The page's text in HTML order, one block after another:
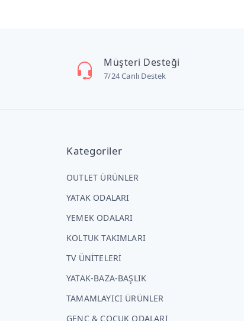
Müşteri Desteği
7/24 Canlı Destek
Kategoriler
OUTLET ÜRÜNLER
YATAK ODALARI
YEMEK ODALARI
KOLTUK TAKIMLARI
TV ÜNİTELERİ
YATAK-BAZA-BAŞLIK
TAMAMLAYICI ÜRÜNLER
GENÇ & ÇOCUK ODALARI